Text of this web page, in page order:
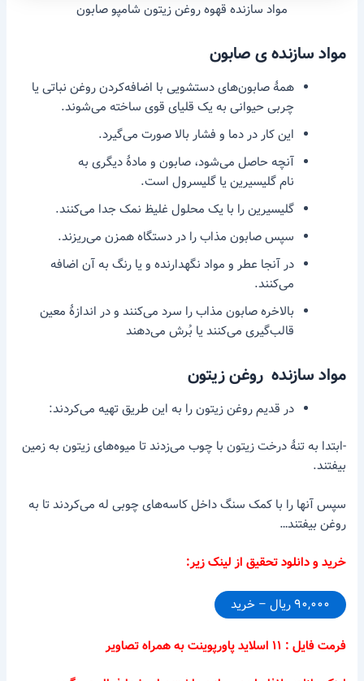
مواد سازنده قهوه روغن زیتون شامپو صابون
مواد سازنده ی صابون
همهٔ صابون‌های دستشویی با اضافه‌کردن روغن نباتی یا
چربی حیوانی به یک قلیای قوی ساخته می‌شوند.
این کار در دما و فشار بالا صورت می‌گیرد.
آنچه حاصل می‌شود، صابون و مادهٔ دیگری به
نام گلیسیرین یا گلیسرول است.
گلیسیرین را با یک محلول غلیظ نمک جدا می‌کنند.
سپس صابون مذاب را در دستگاه همزن می‌ریزند.
در آنجا عطر و مواد نگهدارنده و یا رنگ به آن اضافه
می‌کنند.
بالاخره صابون مذاب را سرد می‌کنند و در اندازهٔ معین
قالب‌گیری می‌کنند یا بُرش می‌دهند
مواد سازنده روغن زیتون
در قدیم روغن زیتون را به این طریق تهیه می‌کردند:
-ابتدا به تنهٔ درخت زیتون با چوب می‌زدند تا میوه‌های زیتون به زمین
بیفتند.
سپس آنها را با کمک سنگ داخل کاسه‌های چوبی له می‌کردند تا به
روغن بیفتند…
خرید و دانلود تحقیق از لینک زیر:
۹۰,۰۰۰ ریال – خرید
فرمت فایل : ۱۱ اسلاید پاورپوینت به همراه تصاویر